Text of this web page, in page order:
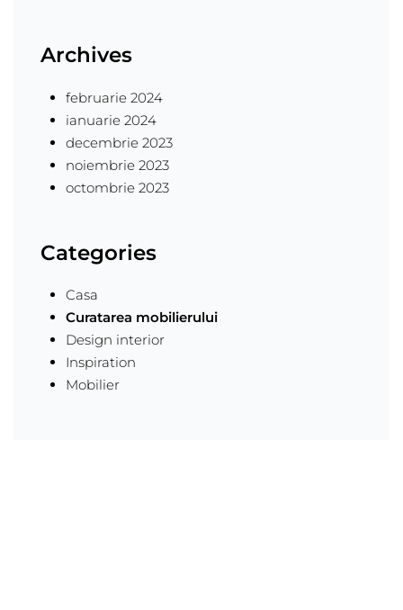
Archives
februarie 2024
ianuarie 2024
decembrie 2023
noiembrie 2023
octombrie 2023
Categories
Casa
Curatarea mobilierului
Design interior
Inspiration
Mobilier